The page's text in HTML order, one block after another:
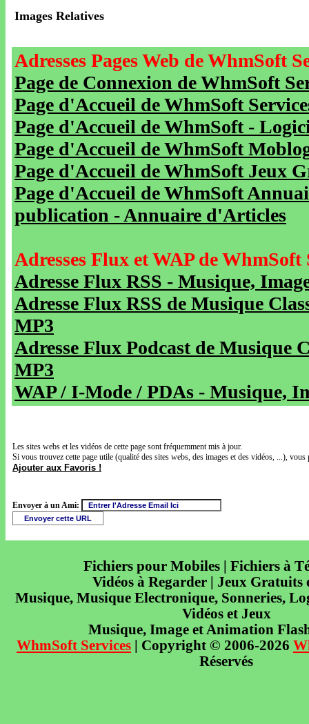
Images Relatives
Adresses Pages Web de WhmSoft
Page de Connexion de WhmSoft
Page d'Accueil de WhmSoft
Page d'Accueil de WhmSoft -
Page d'Accueil de WhmSoft
Page d'Accueil de WhmSoft Jeux
Page d'Accueil de WhmSoft
publication - Annuaire d'Articles
Adresses Flux et WAP de WhmSoft
Adresse Flux RSS - Musique,
Adresse Flux RSS de Musique
MP3
Adresse Flux Podcast de Musique
MP3
WAP / I-Mode / PDAs - Musique,
Les sites webs et les vidéos de cette page sont fréquemment mis à jour.
Si vous trouvez cette page utile (qualité des sites webs, des images et des vidéos, ...),
Ajouter aux Favoris !
Envoyer à un Ami:
Fichiers pour Mobiles | Fichiers à
Vidéos à Regarder | Jeux Gratuits
Musique, Musique Electronique, Sonneries,
Vidéos et Jeux
Musique, Image et Animation
WhmSoft Services | Copyright © 2006-2026
Réservés